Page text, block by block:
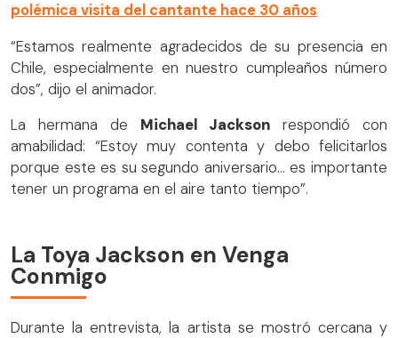
polémica visita del cantante hace 30 años
“Estamos realmente agradecidos de su presencia en
Chile, especialmente en nuestro cumpleaños número
dos”, dijo el animador.
La hermana de Michael Jackson respondió con
amabilidad: “Estoy muy contenta y debo felicitarlos
porque este es su segundo aniversario… es importante
tener un programa en el aire tanto tiempo”.
La Toya Jackson en Venga
Conmigo
Durante la entrevista, la artista se mostró cercana y